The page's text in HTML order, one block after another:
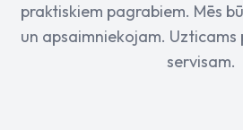
praktiskiem pagrabiem. Mēs
un apsaimniekojam.
servisam.